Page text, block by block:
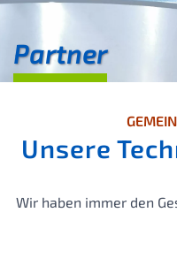
Partner
Unsere
Wir haben immer den